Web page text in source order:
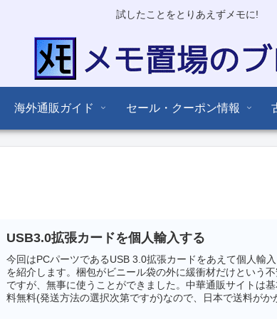
試したことをとりあえずメモに!
海外通販ガイド セール・クーポン情報
USB3.0拡張カードを個人輸入する
今回はPCパーツであるUSB 3.0拡張カードをあえて個人輸
を紹介します。梱包がビニール袋の外に緩衝材だけという
ですが、無事に使うことができました。中華通販サイトは
料無料(発送方法の選択次第ですが)なので、日本で送料がか